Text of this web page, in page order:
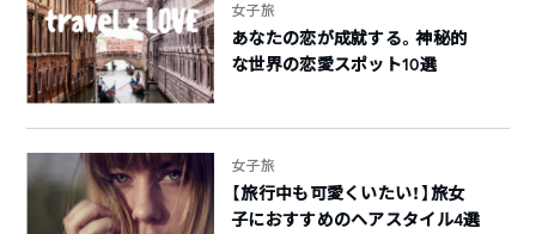
女子旅
あなたの恋が成就する。神秘的
な世界の恋愛スポット10選
女子旅
【旅行中も可愛くいたい！】旅女
子におすすめのヘアスタイル4選